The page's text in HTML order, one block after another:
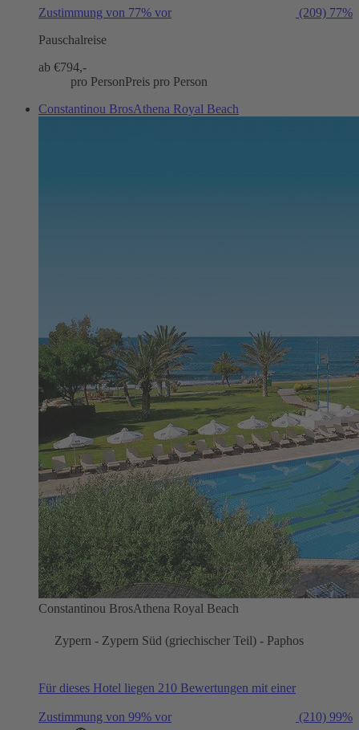
Zustimmung von 77% vor (209) 77%
Pauschalreise
ab €794,-
pro PersonPreis pro Person
Constantinou BrosAthena Royal Beach
Constantinou BrosAthena Royal Beach
Zypern - Zypern Süd (griechischer Teil) - Paphos
Für dieses Hotel liegen 210 Bewertungen mit einer
Zustimmung von 99% vor (210) 99%